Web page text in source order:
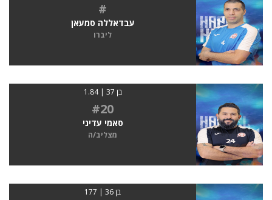
#
עבדאללה סמעאן
ליברו
בן 37 | 1.84
#20
סאמי עדיני
מצליב/ה
בן 36 | 177